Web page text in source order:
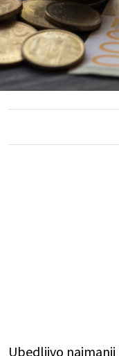
Ubedljivo najmanji